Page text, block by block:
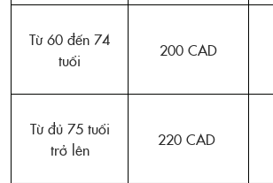
Từ 60 đến 74
tuổi
200 CAD
Từ đủ 75 tuổi
trở lên
220 CAD